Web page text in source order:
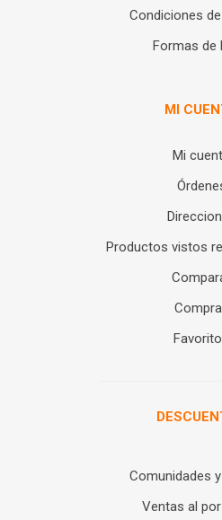
Condiciones
Formas de
MI
Mi
Productos vistos
Comunidades
Ventas al